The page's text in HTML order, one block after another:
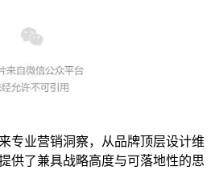
专业营销洞察，从品牌顶层设计维
供了兼具战略高度与可落地性的思